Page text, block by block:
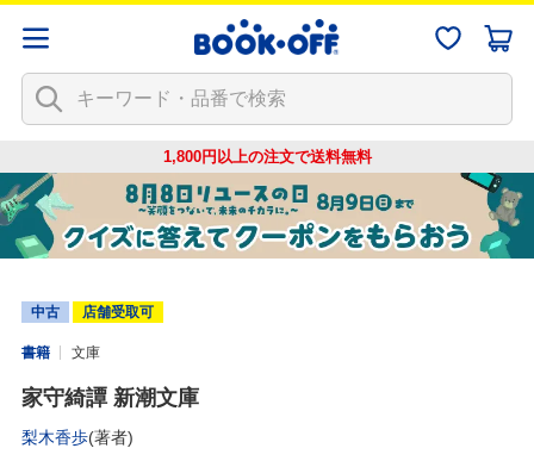
1,800円以上の注文で送料無料
中古 店舗受取可
書籍 文庫
家守綺譚 新潮文庫
梨木香歩(著者)